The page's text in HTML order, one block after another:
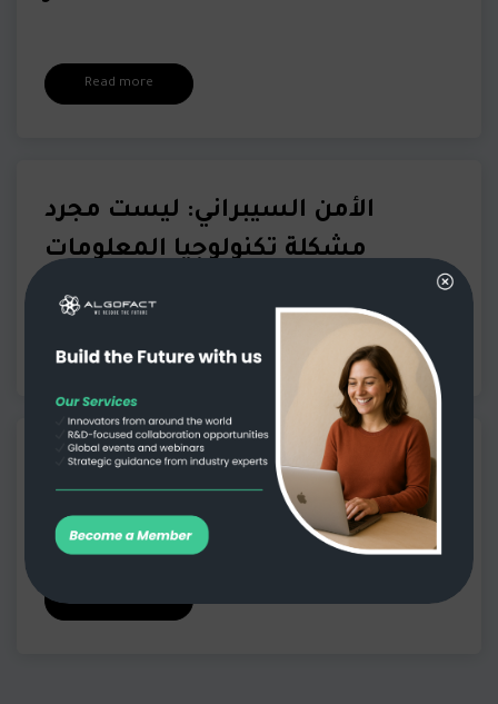
Read more
الأمن السيبراني: ليست مجرد
مشكلة تكنولوجيا المعلومات
ما هو الحمل الزائد للبرمجيات وكيف
تنقذ عملك منه؟